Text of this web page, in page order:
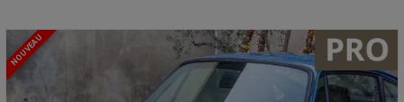
NOUVEAU